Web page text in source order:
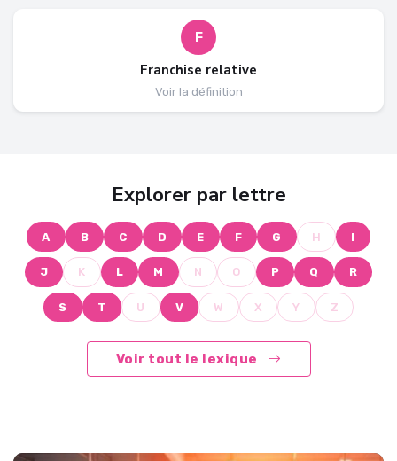
F
Franchise relative
Voir la définition
Explorer par lettre
A B C D E F G H I
J K L M N O P Q R
S T U V W X Y Z
Voir tout le lexique